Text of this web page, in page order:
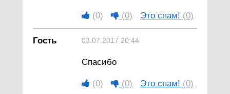
(0) (0) Это спам! (0)
Гость 03.07.2017 20:44
Спасибо
(0) (0) Это спам! (0)